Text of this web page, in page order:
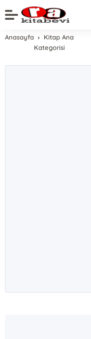
Anasayfa
Kitap Ana
Kategorisi